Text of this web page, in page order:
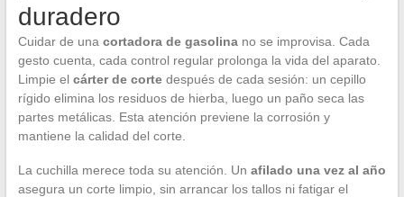
duradero
Cuidar de una cortadora de gasolinano se improvisa. Cada
gesto cuenta, cada control regular prolonga la vida del aparato.
Limpie el cárter de cortedespués de cada sesión: un cepillo
rígido elimina los residuos de hierba, luego un paño seca las
partes metálicas. Esta atención previene la corrosión y
mantiene la calidad del corte.
La cuchilla merece toda su atención. Un afilado una vez al año
asegura un corte limpio, sin arrancar los tallos ni fatigar el